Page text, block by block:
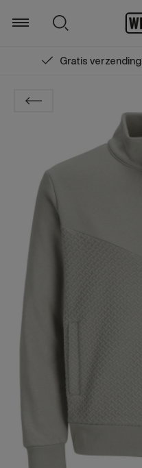
Gratis verzending
Zoeken